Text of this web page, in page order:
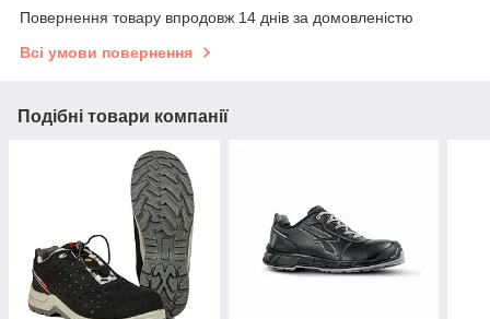
Повернення товару впродовж 14 днів за домовленістю
Всі умови повернення
Подібні товари компанії